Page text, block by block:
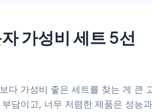
가성비 세트 5선
다 가성비 좋은 세트를 찾는 게 큰
담이고, 너무 저렴한 제품은 성능